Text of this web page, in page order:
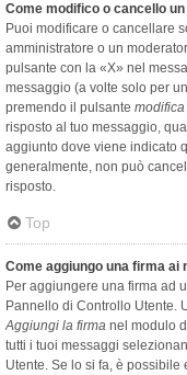
Come modifico o cancello
Puoi modificare o cancellare
amministratore o un
pulsante con la «X» nel
messaggio (a volte solo per
premendo il pulsante modifica
risposto al tuo messaggio,
aggiunto dove viene indicato
generalmente, non può
risposto.
Top
Come aggiungo una firma ai
Per aggiungere una firma ad
Pannello di Controllo Utente.
Aggiungi la firma nel modulo
tutti i tuoi messaggi
Utente. Se lo si fa, è